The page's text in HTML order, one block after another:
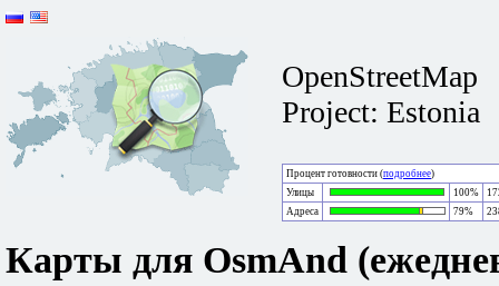
OpenStreetMap
Project: Estonia
Процент готовности (подробнее)
Улицы
100%
Адреса
79%
Карты для OsmAnd